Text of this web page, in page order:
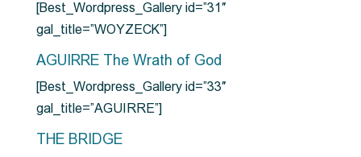
[Best_Wordpress_Gallery id=”31″
gal_title=”WOYZECK”]
AGUIRRE The Wrath of God
[Best_Wordpress_Gallery id=”33″
gal_title=”AGUIRRE”]
THE BRIDGE